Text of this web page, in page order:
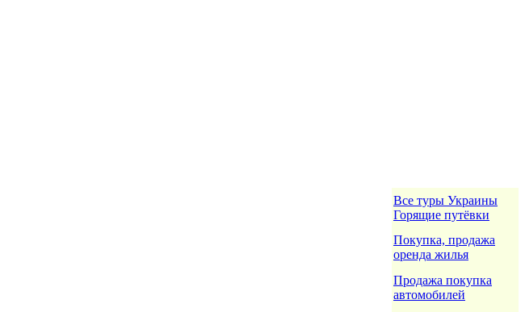
Все туры Украины
Горящие путёвки
Покупка, продажа
оренда жилья
Продажа покупка
автомобилей